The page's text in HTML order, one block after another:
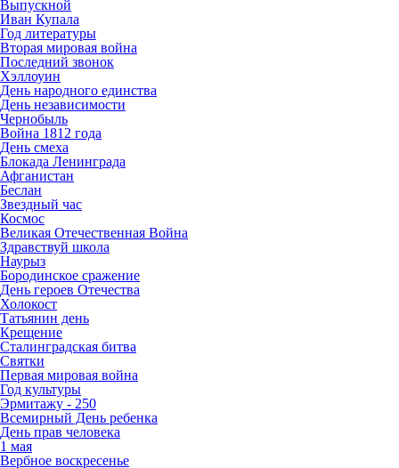
Выпускной
Иван Купала
Год литературы
Вторая мировая война
Последний звонок
Хэллоуин
День народного единства
День независимости
Чернобыль
Война 1812 года
День смеха
Блокада Ленинграда
Афганистан
Беслан
Звездный час
Космос
Великая Отечественная Война
Здравствуй школа
Наурыз
Бородинское сражение
День героев Отечества
Холокост
Татьянин день
Крещение
Сталинградская битва
Святки
Первая мировая война
Год культуры
Эрмитажу - 250
Всемирный День ребенка
День прав человека
1 мая
Вербное воскресенье